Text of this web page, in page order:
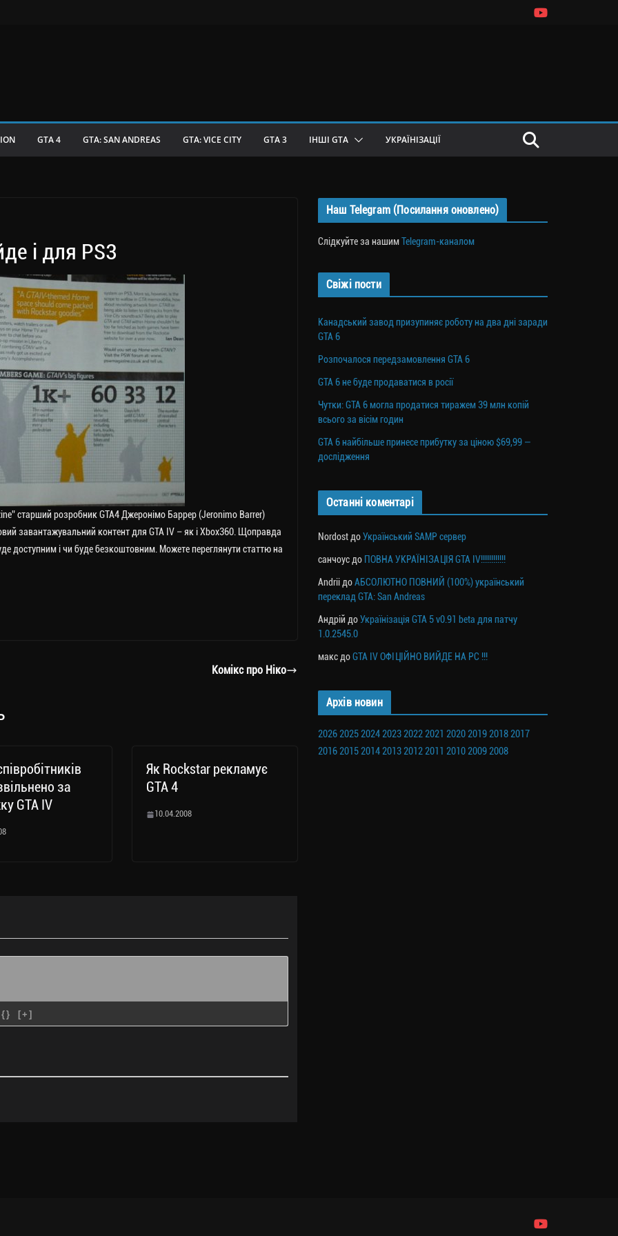
GTA 4 GTA: SAN ANDREAS GTA: VICE CITY GTA 3 ІНШІ GTA УКРАЇНІЗАЦІЇ
і для PS3
старший розробник GTA4 Джеронімо Баррер (Jeronimo Barrer)
завантажувальний контент для GTA IV – як і Xbox360. Щоправда
доступним і чи буде безкоштовним. Можете переглянути статтю на
Комікс про Ніко
за
GTA IV
Як Rockstar рекламує
GTA 4
10.04.2008
{} [+]
Наш Telegram (Посилання оновлено)
Слідкуйте за нашимTelegram-каналом
Свіжі пости
Канадський завод призупиняє роботу на два дні заради
GTA 6
Розпочалося передзамовлення GTA 6
GTA 6 не буде продаватися в росії
Чутки: GTA 6 могла продатися тиражем 39 млн копій
всього за вісім годин
GTA 6 найбільше принесе прибутку за ціною $69,99 —
дослідження
Останні коментарі
Nordost доУкраїнський SAMP сервер
санчоус до ПОВНА УКРАЇНІЗАЦІЯ GTA IV!!!!!!!!!!!!
Andrii доАБСОЛЮТНО ПОВНИЙ (100%) український
переклад GTA: San Andreas
Андрій доУкраїнізація GTA 5 v0.91 beta для патчу
1.0.2545.0
макс доGTA IV ОФІЦІЙНО ВИЙДЕ НА PC !!!
Архів новин
202620252024202320222021 2020201920182017
201620152014201320122011 201020092008